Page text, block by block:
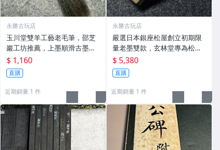
永勝古玩店
玉川堂雙羊工藝老毛筆，邵芝
巖工坊推薦，上墨順滑古墨專
用 老墨 冬青 老筆
$ 1,160
直購
近期銷量 1 件
永勝古玩店
嚴選日本銀座松屋創立初期限
量老墨雙款，玄林堂專為松屋
打造，重量22.5g，適合收藏
及品味民國時期古雅文化 文房
用具 民國古墨 收藏文玩
$ 5,380
直購
近期銷量 1 件